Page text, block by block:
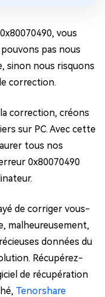
vous
pas nous
sinon nous risquons
correction.
correction, créons
sur PC. Avec cette
tous nos
0x80070490
de corriger vous-
malheureusement,
données du
Récupérez-
de récupération
Tenorshare